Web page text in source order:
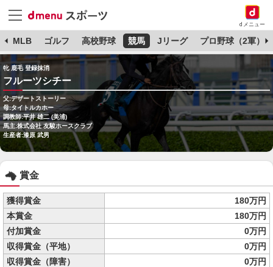
dメニュー
MLB ゴルフ 高校野球 競馬 Jリーグ プロ野球（2軍）
牝 鹿毛 登録抹消
フルーツシチー
父:デザートストーリー
母:タイトルカホー
調教師:平井 雄二 (美浦)
馬主:株式会社 友駿ホースクラブ
生産者:漆原 武男
賞金
獲得賞金
180万円
本賞金
180万円
付加賞金
0万円
収得賞金（平地）
0万円
収得賞金（障害）
0万円